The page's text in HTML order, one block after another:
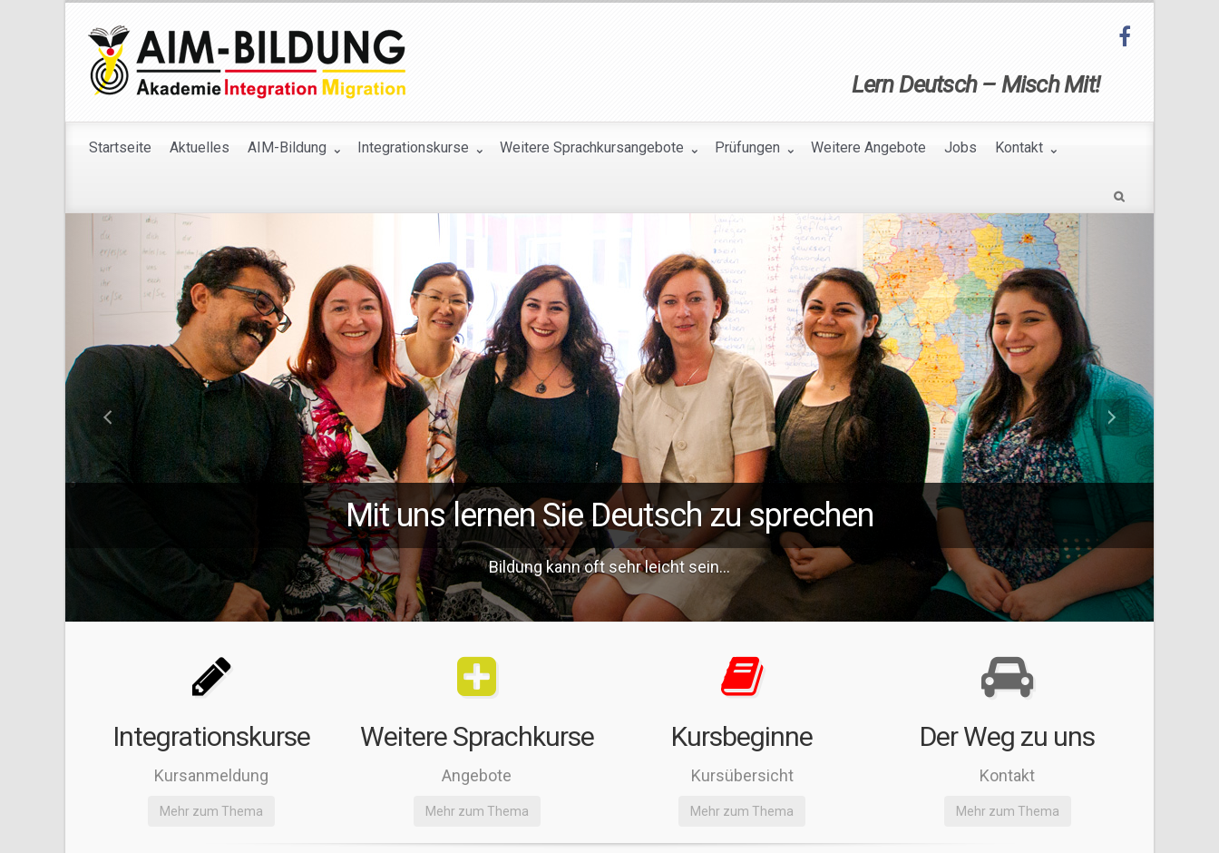
Lern Deutsch – Misch Mit!
Startseite Aktuelles AIM-Bildung Integrationskurse Weitere Sprachkursangebote Prüfungen Weitere Angebote Jobs Kontakt
Mit uns lernen Sie Deutsch zu sprechen
Bildung kann oft sehr leicht sein...
Integrationskurse
Kursanmeldung
Mehr zum Thema
Weitere Sprachkurse
Angebote
Mehr zum Thema
Kursbeginne
Kursübersicht
Mehr zum Thema
Der Weg zu uns
Kontakt
Mehr zum Thema